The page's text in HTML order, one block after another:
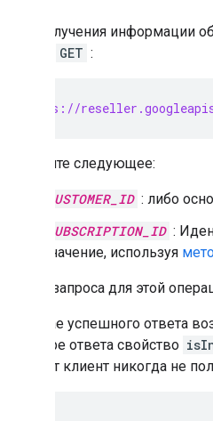
Для получения информации
GET :
GET https://
Замените следующее:
CUSTOMER_ID : либо
SUBSCRIPTION_ID :
значение, используя
В теле запроса для этой
В случае успешного ответа
примере ответа свойство
что этот клиент никогда